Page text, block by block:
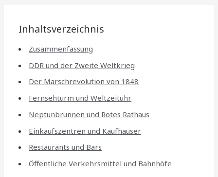
Inhaltsverzeichnis
Zusammenfassung
DDR und der Zweite Weltkrieg
Der Marschrevolution von 1848
Fernsehturm und Weltzeituhr
Neptunbrunnen und Rotes Rathaus
Einkaufszentren und Kaufhäuser
Restaurants und Bars
Öffentliche Verkehrsmittel und Bahnhöfe